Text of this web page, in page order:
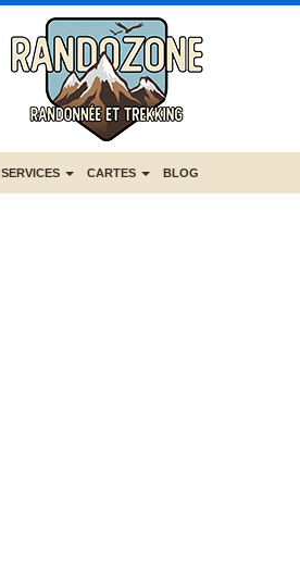
SERVICES CARTES BLOG